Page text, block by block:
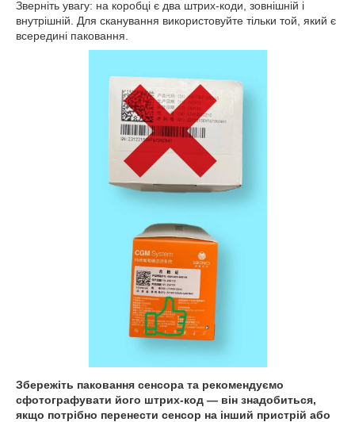
Зверніть увагу: на коробці є два штрих-коди, зовнішній і
внутрішній. Для сканування використовуйте тільки той, який є
всередині паковання.
Збережіть паковання сенсора та рекомендуємо
сфотографувати його штрих-код — він знадобиться,
якщо потрібно перенести сенсор на інший пристрій або